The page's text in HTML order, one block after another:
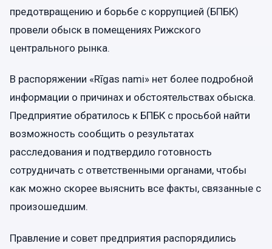
предотвращению и борьбе с коррупцией (БПБК)
провели обыск в помещениях Рижского
центрального рынка.
В распоряжении «Rīgas nami» нет более подробной
информации о причинах и обстоятельствах обыска.
Предприятие обратилось к БПБК с просьбой найти
возможность сообщить о результатах
расследования и подтвердило готовность
сотрудничать с ответственными органами, чтобы
как можно скорее выяснить все факты, связанные с
произошедшим.
Правление и совет предприятия распорядились